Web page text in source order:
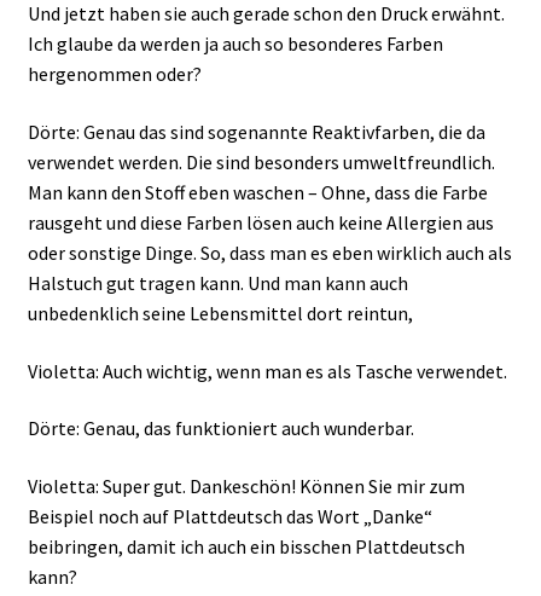
Und jetzt haben sie auch gerade schon den Druck erwähnt.
Ich glaube da werden ja auch so besonderes Farben
hergenommen oder?
Dörte: Genau das sind sogenannte Reaktivfarben, die da
verwendet werden. Die sind besonders umweltfreundlich.
Man kann den Stoff eben waschen – Ohne, dass die Farbe
rausgeht und diese Farben lösen auch keine Allergien aus
oder sonstige Dinge. So, dass man es eben wirklich auch als
Halstuch gut tragen kann. Und man kann auch
unbedenklich seine Lebensmittel dort reintun,
Violetta: Auch wichtig, wenn man es als Tasche verwendet.
Dörte: Genau, das funktioniert auch wunderbar.
Violetta: Super gut. Dankeschön! Können Sie mir zum
Beispiel noch auf Plattdeutsch das Wort „Danke“
beibringen, damit ich auch ein bisschen Plattdeutsch
kann?